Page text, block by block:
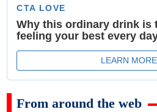
From around the web